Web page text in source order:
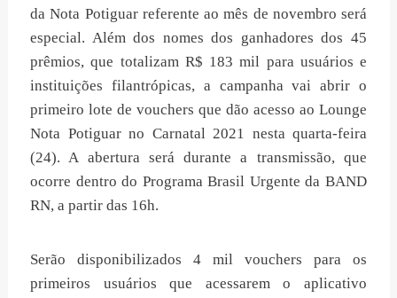
da Nota Potiguar referente ao mês de novembro será
especial. Além dos nomes dos ganhadores dos 45
prêmios, que totalizam R$ 183 mil para usuários e
instituições filantrópicas, a campanha vai abrir o
primeiro lote de vouchers que dão acesso ao Lounge
Nota Potiguar no Carnatal 2021 nesta quarta-feira
(24). A abertura será durante a transmissão, que
ocorre dentro do Programa Brasil Urgente da BAND
RN, a partir das 16h.
Serão disponibilizados 4 mil vouchers para os
primeiros usuários que acessarem o aplicativo